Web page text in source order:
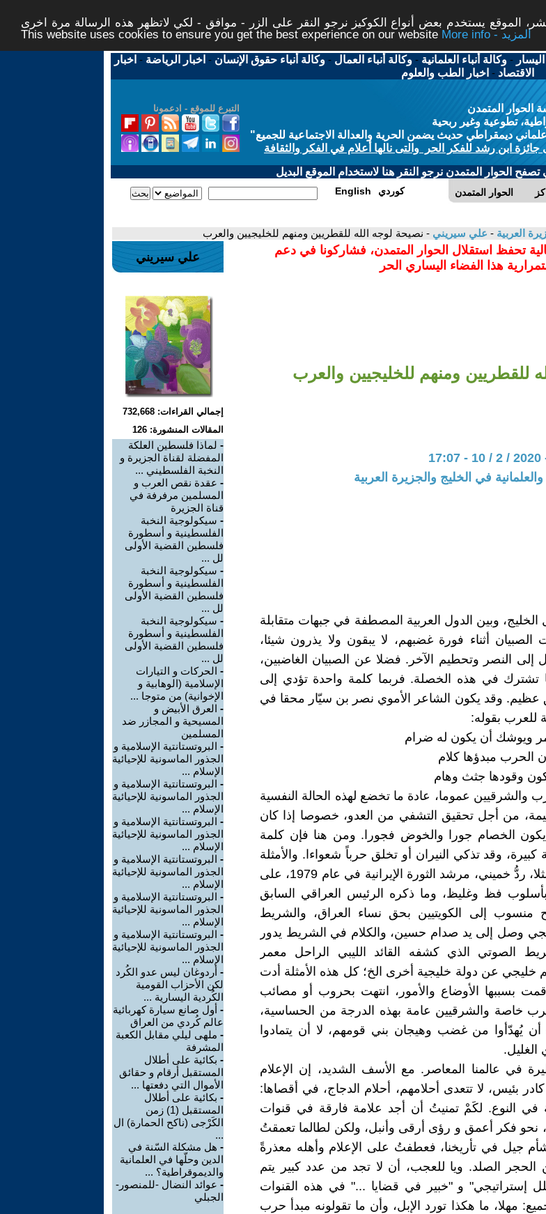
الموقع يستخدم بعض أنواع الكوكيز نرجو النقر على الزر - موافق - لكي لاتظهر هذه الرسالة مرة اخرى -
This website uses cookies to ensure you get the best experience on our website
More info - المزيد
-وكالة أنباء العلمانية -وكالة أنباء العمال -وكالة أنباء حقوق الإنسان - اخبار الرياضة - اخبار
الاقتصاد - اخبار الطب والعلوم
التبرع للموقع - ادعمونا
الحوار المتمدن
تطوعية وغير ربحية
ديمقراطي حديث يضمن الحرية والعدالة الاجتماعية للجميع"
ابن رشد للفكر الحر والتى نالها أعلام في الفكر والثقافة
الحوار المتمدن نرجو النقر هنا لاستخدام الموقع البديل
الحوار المتمدن English كوردي
العربية - علي سيريني - نصيحة لوجه الله للقطريين ومنهم للخليجيين والعرب
تحفظ استقلال الحوار المتمدن، فشاركونا في دعم
هذا الفضاء اليساري الحر
للقطريين ومنهم للخليجيين والعرب
في الخليج والجزيرة العربية
الخليج، وبين الدول العربية المصطفة في جبهات متقابلة
أثناء فورة غضبهم، لا يبقون ولا يذرون شيئا،
النصر وتحطيم الآخر. فضلا عن الصبيان الغاضبين،
تشترك في هذه الخصلة. فربما كلمة واحدة تؤدي إلى
عظيم. وقد يكون الشاعر الأموي نصر بن سيّار محقا في
للعرب بقوله:
ويوشك أن يكون له ضرام
الحرب مبدؤها كلام
وقودها جثث وهام
والشرقيين عموما، عادة ما تخضع لهذه الحالة النفسية
من أجل تحقيق التشفي من العدو، خصوصا إذا كان
يكون الخصام جورا والخوض فجورا. ومن هنا فإن كلمة
وقد تذكي النيران أو تخلق حرباً شعواءا. والأمثلة
في الواقع العربي كثيرة. مثلا، ردُّ خميني، مرشد الثورة الإيرانية في عام 1979، على
فظ وغليظ، وما ذكره الرئيس العراقي السابق
إلى الكويتيين بحق نساء العراق، والشريط
وصل إلى يد صدام حسين، والكلام في الشريط يدور
الصوتي الذي كشفه القائد الليبي الراحل معمر
خليجي عن دولة خليجية أخرى الخ؛ كل هذه الأمثلة أدت
بسببها الأوضاع والأمور، انتهت بحروب أو مصائب
خاصة والشرقيين عامة بهذه الدرجة من الحساسية،
يُهدّأوا من غضب وهيجان بني قومهم، لا أن يتمادوا
في عالمنا المعاصر. مع الأسف الشديد، إن الإعلام
بئيس، لا تتعدى أحلامهم، أحلام الدجاج، في أقصاها:
النوع. لكَمْ تمنيتُ أن أجد علامة فارقة في قنوات
نحو فكر أعمق و رؤى أرقى وأنبل، ولكن لطالما تعمقتُ
جيل في تأريخنا، فعطفتُ على الإعلام وأهله معذرةً
الحجر الصلد. ويا للعجب، أن لا تجد من عدد كبير يتم
إستراتيجي" و "خبير في قضايا ..." في هذه القنوات
مهلا، ما هكذا تورد الإبل، وأن ما تقولونه مبدأ حرب
علي سيريني
إجمالي القراءات: 732,668
المقالات المنشورة: 126
- لماذا فلسطين العلكة
المفضلة لقناة الجزيرة و
النخبة الفلسطيني ...
- عقدة نقص العرب و
المسلمين مرفرفة في
قناة الجزيرة
- سيكولوجية النخبة
الفلسطينية و أسطورة
فلسطين القضية الأولى
لل ...
- سيكولوجية النخبة
الفلسطينية و أسطورة
فلسطين القضية الأولى
لل ...
- سيكولوجية النخبة
الفلسطينية و أسطورة
فلسطين القضية الأولى
لل ...
- الحركات و التيارات
الإسلامية (الوهابية و
الإخوانية) من متوجا ...
- العرق الأبيض و
المسيحية و المجازر ضد
المسلمين
- البروتستانتية الإسلامية و
الجذور الماسونية للإحيائية
الإسلام ...
- البروتستانتية الإسلامية و
الجذور الماسونية للإحيائية
الإسلام ...
- البروتستانتية الإسلامية و
الجذور الماسونية للإحيائية
الإسلام ...
- البروتستانتية الإسلامية و
الجذور الماسونية للإحيائية
الإسلام ...
- البروتستانتية الإسلامية و
الجذور الماسونية للإحيائية
الإسلام ...
- البروتستانتية الإسلامية و
الجذور الماسونية للإحيائية
الإسلام ...
- أردوغان ليس عدو الكُرد
لكن الأحزاب القومية
الكُردية اليسارية ...
- أول صانع سيارة كهربائية
عالم كُردي من العراق
- ملهى ليلي مقابل الكعبة
المشرفة
- بكائية على أطلال
المستقبل أرقام و حقائق
الأموال التي دفعتها ...
- بكائية على أطلال
المستقبل (1) زمن
الكَرْجى (ناكح الحمارة) ال
...
- هل مشكلة السّنة في
الدين وحلّها في العلمانية
والديموقراطية؟ ...
- عوائد النضال -للمنصور-
الجبلي